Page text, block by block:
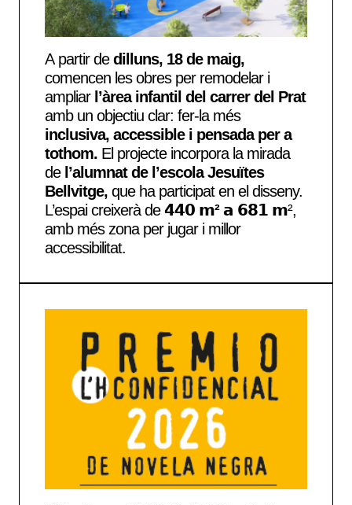
A partir dedilluns, 18 de maig,
comencen les obres per remodelar i
ampliar l’àrea infantil del carrer del Prat
amb un objectiu clar: fer-la més
inclusiva, accessible i pensada per a
tothom. El projecte incorpora la mirada
de l’alumnat de l’escola Jesuïtes
Bellvitge, que ha participat en el disseny.
L’espai creixerà de𝟰𝟰𝟬 𝗺² 𝗮 𝟲𝟴𝟭 𝗺²,
amb més zona per jugar i millor
accessibilitat.